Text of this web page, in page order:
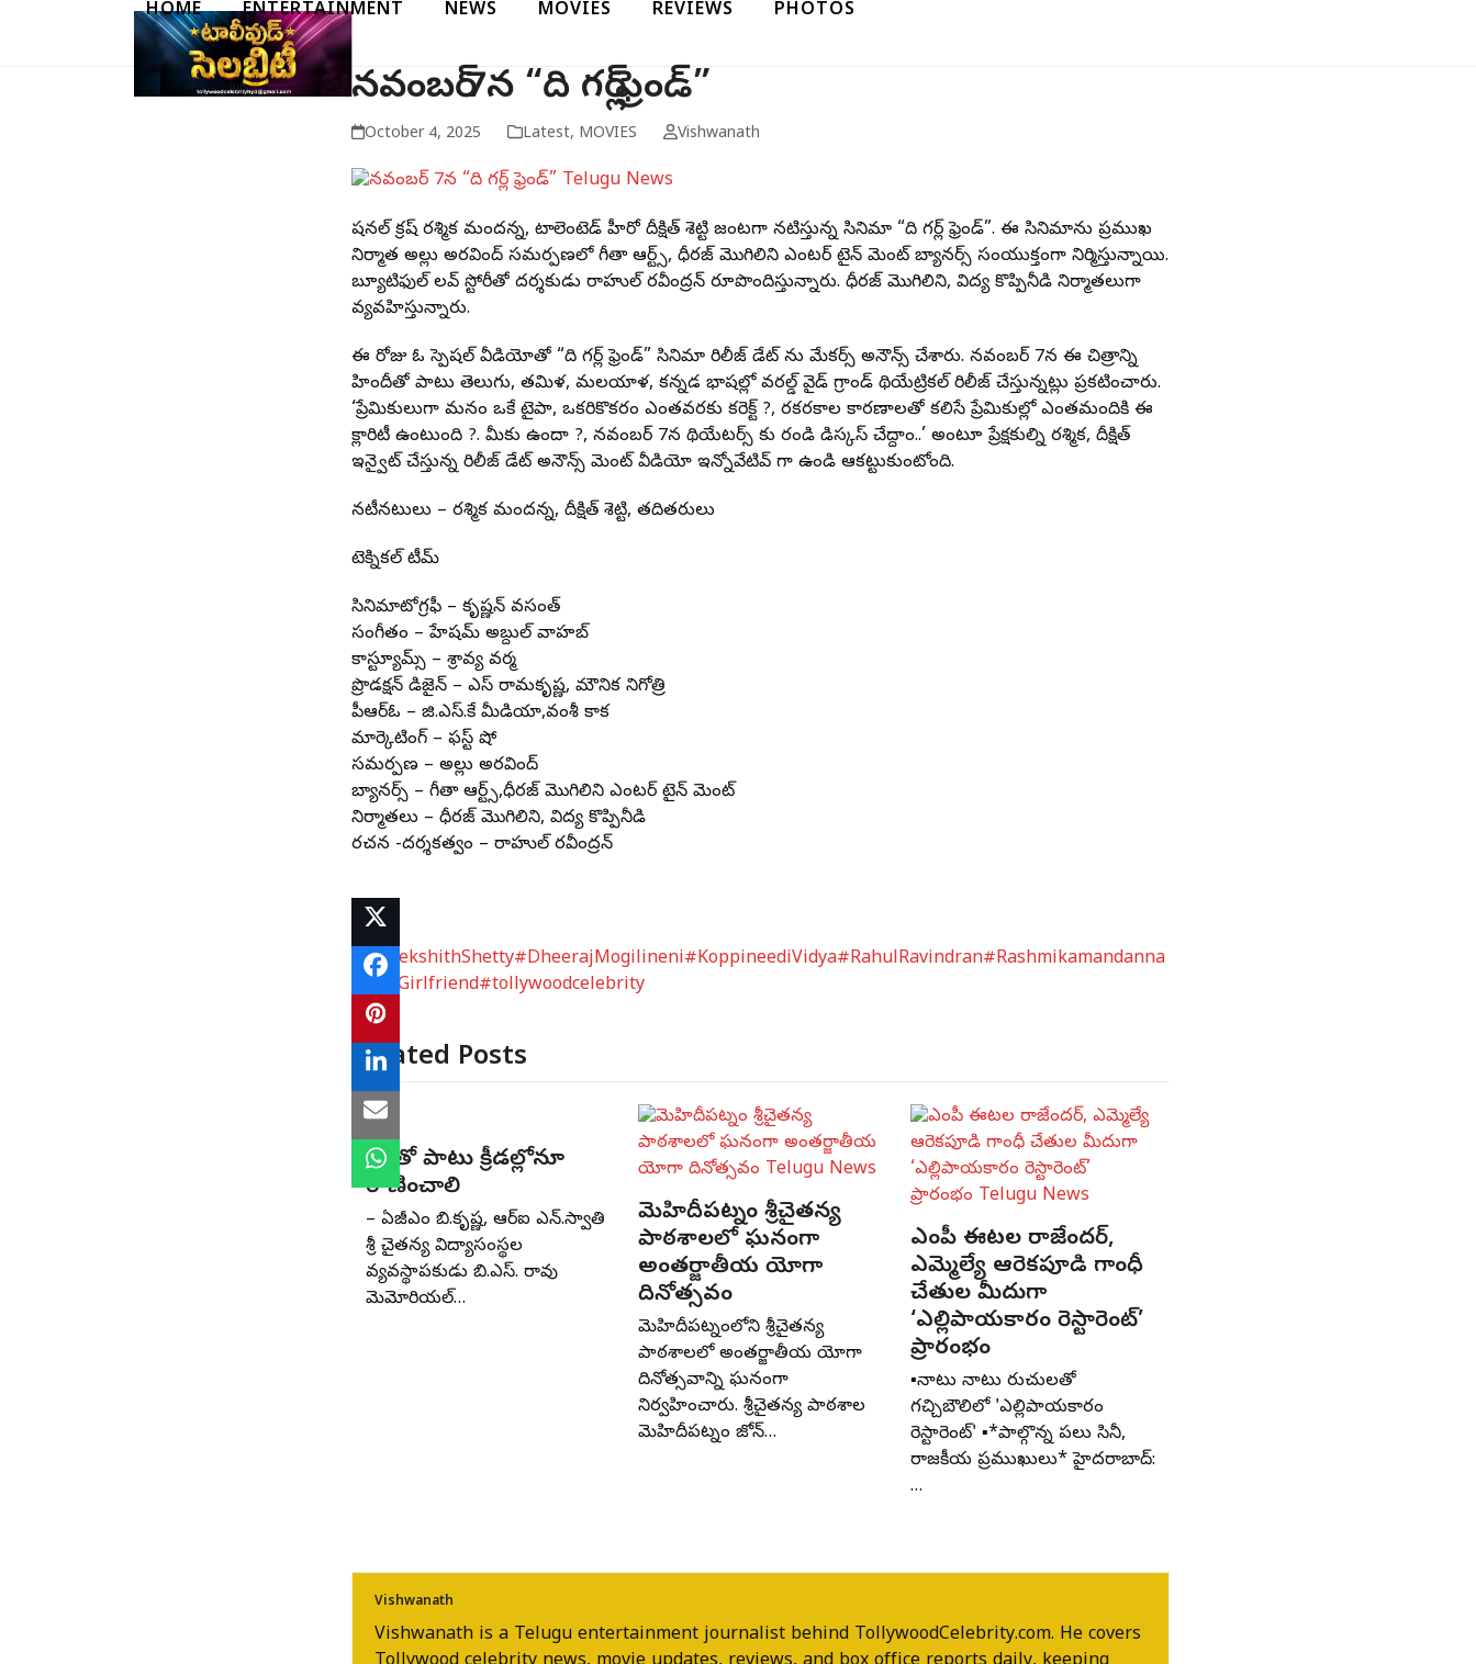
HOME ENTERTAINMENT NEWS MOVIES REVIEWS PHOTOS
నవంబర్ 7న “ది గర్ల్ ఫ్రెండ్”
October 4, 2025 Latest, MOVIES Vishwanath
నేషనల్ క్రష్ రశ్మిక మందన్న, టాలెంటెడ్ హీరో దీక్షిత్ శెట్టి జంటగా నటిస్తున్న సినిమా “ది గర్ల్ ఫ్రెండ్”. ఈ సినిమాను ప్రముఖ
నిర్మాత అల్లు అరవింద్ సమర్పణలో గీతా ఆర్ట్స్, ధీరజ్ మొగిలినేని ఎంటర్ టైన్ మెంట్ బ్యానర్స్ సంయుక్తంగా నిర్మిస్తున్నాయి.
బ్యూటిఫుల్ లవ్ స్టోరీతో దర్శకుడు రాహుల్ రవీంద్రన్ రూపొందిస్తున్నారు. ధీరజ్ మొగిలినేని, విద్య కొప్పినీడి నిర్మాతలుగా
వ్యవహిస్తున్నారు.
ఈ రోజు ఓ స్పెషల్ వీడియోతో “ది గర్ల్ ఫ్రెండ్” సినిమా రిలీజ్ డేట్ ను మేకర్స్ అనౌన్స్ చేశారు. నవంబర్ 7న ఈ చిత్రాన్ని
హిందీతో పాటు తెలుగు, తమిళ, మలయాళ, కన్నడ భాషల్లో వరల్డ్ వైడ్ గ్రాండ్ థియేట్రికల్ రిలీజ్ చేస్తున్నట్లు ప్రకటించారు.
‘ప్రేమికులుగా మనం ఒకే టైపా, ఒకరికొకరం ఎంతవరకు కరెక్ట్ ?, రకరకాల కారణాలతో కలిసే ప్రేమికుల్లో ఎంతమందికి ఈ
క్లారిటీ ఉంటుంది ?. మీకు ఉందా ?, నవంబర్ 7న థియేటర్స్ కు రండి డిస్కస్ చేద్దాం..’ అంటూ ప్రేక్షకుల్ని రశ్మిక, దీక్షిత్
ఇన్వైట్ చేస్తున్న రిలీజ్ డేట్ అనౌన్స్ మెంట్ వీడియో ఇన్నోవేటివ్ గా ఉండి ఆకట్టుకుంటోంది.
నటీనటులు – రశ్మిక మందన్న, దీక్షిత్ శెట్టి, తదితరులు
టెక్నికల్ టీమ్
సినిమాటోగ్రఫీ – కృష్ణన్ వసంత్
సంగీతం – హేషమ్ అబ్దుల్ వాహబ్
కాస్ట్యూమ్స్ – శ్రావ్య వర్మ
ప్రొడక్షన్ డిజైన్ – ఎస్ రామకృష్ణ, మౌనిక నిగోత్రి
పీఆర్ఓ – జి.ఎస్.కే మీడియా,వంశీ కాక
మార్కెటింగ్ – ఫస్ట్ షో
సమర్పణ – అల్లు అరవింద్
బ్యానర్స్ – గీతా ఆర్ట్స్,ధీరజ్ మొగిలినేని ఎంటర్ టైన్ మెంట్
నిర్మాతలు – ధీరజ్ మొగిలినేని, విద్య కొప్పినీడి
రచన -దర్శకత్వం – రాహుల్ రవీంద్రన్
#DheekshithShetty#DheerajMogilineni#KoppineediVidya#RahulRavindran#Rashmikamandanna
#TheGirlfriend#tollywoodcelebrity
Related Posts
విద్యతో పాటు క్రీడల్లోనూ
రాణించాలి
– ఏజీఎం బి.కృష్ణ, ఆర్‌ఐ ఎన్‌.స్వాతి
శ్రీ చైతన్య విద్యాసంస్థల
వ్యవస్థాపకుడు బి.ఎస్‌. రావు
మెమోరియల్‌…
మెహిదీపట్నం శ్రీచైతన్య
పాఠశాలలో ఘనంగా
అంతర్జాతీయ యోగా
దినోత్సవం
మెహిదీపట్నంలోని శ్రీచైతన్య
పాఠశాలలో అంతర్జాతీయ యోగా
దినోత్సవాన్ని ఘనంగా
నిర్వహించారు. శ్రీచైతన్య పాఠశాల
మెహిదీపట్నం జోన్‌…
ఎంపీ ఈటల రాజేందర్,
ఎమ్మెల్యే ఆరెకపూడి గాంధీ
చేతుల మీదుగా
‘ఎల్లిపాయకారం రెస్టారెంట్’
ప్రారంభం
▪️నాటు నాటు రుచులతో
గచ్చిబౌలిలో 'ఎల్లిపాయకారం
రెస్టారెంట్' ▪️*పాల్గొన్న పలు సినీ,
రాజకీయ ప్రముఖులు* హైదరాబాద్:
…
Vishwanath
Vishwanath is a Telugu entertainment journalist behind TollywoodCelebrity.com. He covers